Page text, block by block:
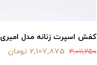
کفش اسپرت زنانه مدل امیری
3,011,250 2,107,875 تومان